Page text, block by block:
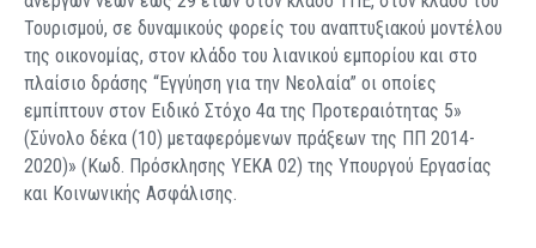
Τουρισμού, σε δυναμικούς φορείς του αναπτυξιακού μοντέλου
της οικονομίας, στον κλάδο του λιανικού εμπορίου και στο
πλαίσιο δράσης “Εγγύηση για την Νεολαία” οι οποίες
εμπίπτουν στον Ειδικό Στόχο 4α της Προτεραιότητας 5»
(Σύνολο δέκα (10) μεταφερόμενων πράξεων της ΠΠ 2014-
2020)» (Κωδ. Πρόσκλησης ΥΕΚΑ 02) της Υπουργού Εργασίας
και Κοινωνικής Ασφάλισης.